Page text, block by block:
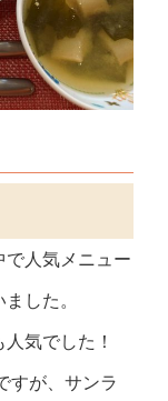
で人気メニュー
した。
気でした！
すが、サンラ